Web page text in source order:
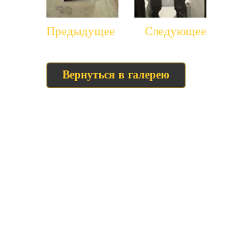
Предыдущее Следующее
Вернуться в галерею